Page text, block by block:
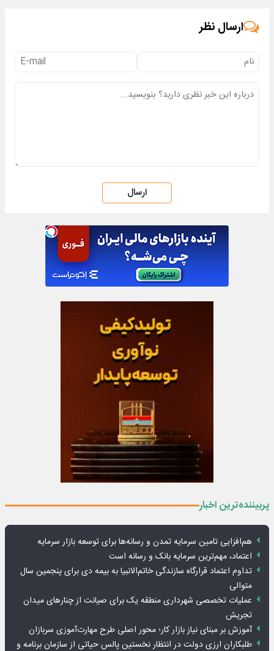
ارسال نظر
ارسال
پربیننده‌ترین اخبار
هم‌افزایی تامین سرمایه تمدن و رسانه‌ها برای توسعه بازار سرمایه
اعتماد، مهم‌ترین سرمایه بانک و رسانه است
تداوم اعتماد قرارگاه سازندگی خاتم‌الانبیا به بیمه دی برای پنجمین سال
متوالی
عملیات تخصصی شهرداری منطقه یک برای صیانت از چنارهای میدان
تجریش
آموزش بر مبنای نیاز بازار کار؛ محور اصلی طرح مهارت‌آموزی سربازان
طلبکاران ارزی دولت در انتظار نخستین پالس حیاتی از سازمان برنامه و